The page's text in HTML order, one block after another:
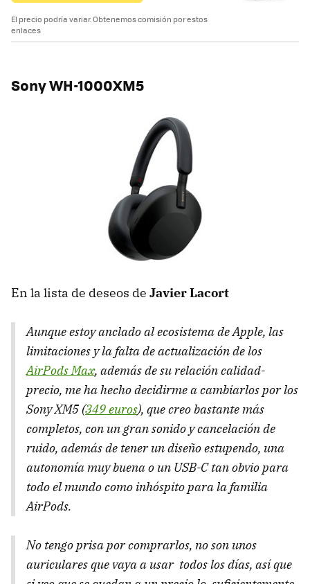
El precio podría variar. Obtenemos comisión por estos
enlaces
Sony WH-1000XM5
En la lista de deseos de Javier Lacort
Aunque estoy anclado al ecosistema de Apple, las
limitaciones y la falta de actualización de los
AirPods Max, además de su relación calidad-
precio, me ha hecho decidirme a cambiarlos por los
Sony XM5 (349 euros), que creo bastante más
completos, con un gran sonido y cancelación de
ruido, además de tener un diseño estupendo, una
autonomía muy buena o un USB-C tan obvio para
todo el mundo como inhóspito para la familia
AirPods.
No tengo prisa por comprarlos, no son unos
auriculares que vaya a usar todos los días, así que